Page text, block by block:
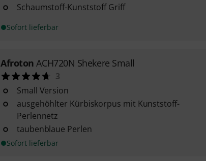
Schaumstoff-Kunststoff Griff
Sofort lieferbar
Afroton ACH720N Shekere Small
3
Small Version
ausgehöhlter Kürbiskorpus mit Kunststoff-
Perlennetz
taubenblaue Perlen
Sofort lieferbar